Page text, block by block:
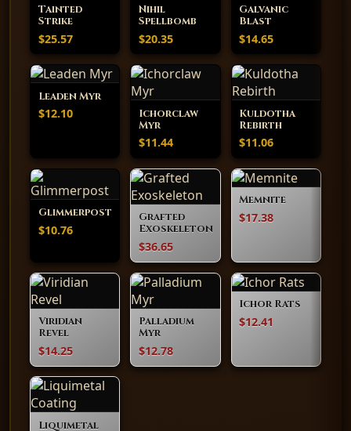
Tainted
Strike
$25.57
Nihil
Spellbomb
$20.35
Galvanic
Blast
$14.65
Leaden Myr
$12.10
Ichorclaw
Myr
$11.44
Kuldotha
Rebirth
$11.06
Glimmerpost
$10.76
Grafted
Exoskeleton
$36.65
Memnite
$17.38
Viridian
Revel
$14.25
Palladium
Myr
$12.78
Ichor Rats
$12.41
Liquimetal